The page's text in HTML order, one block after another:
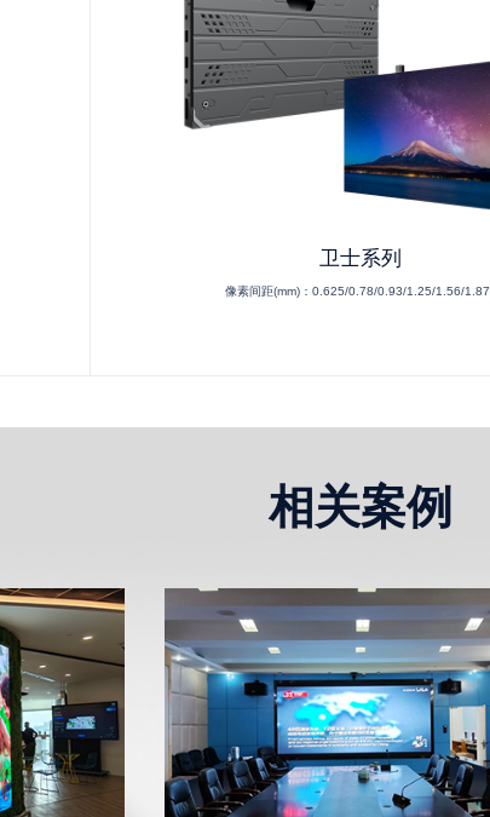
卫士系列
像素间距(mm)： 0.625/0.78/0.93/1.25/1.56/
相关案例